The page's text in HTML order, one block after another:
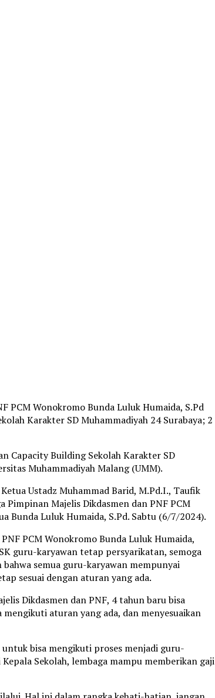
PCM Wonokromo Bunda Luluk Humaida, S.Pd
Karakter SD Muhammadiyah 24 Surabaya; 2
Capacity Building Sekolah Karakter SD
Muhammadiyah Malang (UMM).
Ustadz Muhammad Barid, M.Pd.I., Taufik
Pimpinan Majelis Dikdasmen dan PNF PCM
Bunda Luluk Humaida, S.Pd. Sabtu (6/7/2024).
PCM Wonokromo Bunda Luluk Humaida,
guru-karyawan tetap persyarikatan, semoga
semua guru-karyawan mempunyai
sesuai dengan aturan yang ada.
Dikdasmen dan PNF, 4 tahun baru bisa
aturan yang ada, dan menyesuaikan
bisa mengikuti proses menjadi guru-
Sekolah, lembaga mampu memberikan gaji